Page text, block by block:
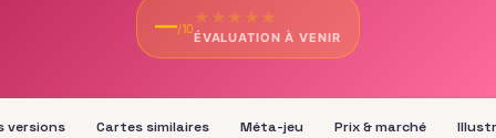
—/10
★ ★ ★ ★ ★
ÉVALUATION À VENIR
versions Cartes similaires Méta-jeu Prix & marché